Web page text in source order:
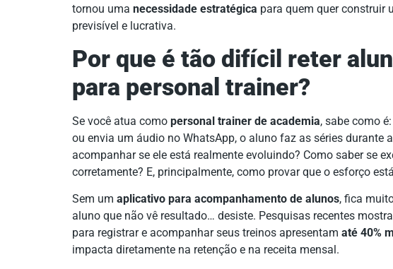
tornou uma necessidade estratégica para quem quer construir
previsível e lucrativa.
Por que é tão difícil reter
para personal trainer?
Se você atua como personal trainer de academia, sabe como
ou envia um áudio no WhatsApp, o aluno faz as séries durante
acompanhar se ele está realmente evoluindo? Como saber se
corretamente? E, principalmente, como provar que o esforço
Sem um aplicativo para acompanhamento de alunos, fica
aluno que não vê resultado… desiste. Pesquisas recentes
para registrar e acompanhar seus treinos apresentam até 40%
impacta diretamente na retenção e na receita mensal.